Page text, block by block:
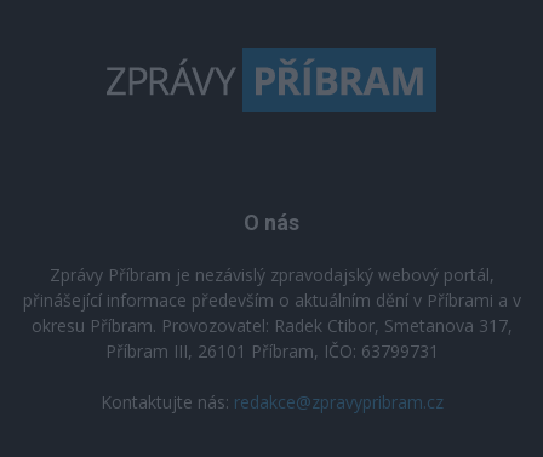
O nás
Zprávy Příbram je nezávislý zpravodajský webový portál,
přinášející informace především o aktuálním dění v Příbrami a v
okresu Příbram. Provozovatel: Radek Ctibor, Smetanova 317,
Příbram III, 26101 Příbram, IČO: 63799731
Kontaktujte nás: redakce@zpravypribram.cz